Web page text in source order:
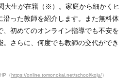
大生が在籍（※）。家庭から細かくヒ
沿った教師を紹介します。また無料体
、初めてのオンライン指導でも不安を
さらに、何度でも教師の交代ができ
（https://online.tomonokai.net/school/koju/）